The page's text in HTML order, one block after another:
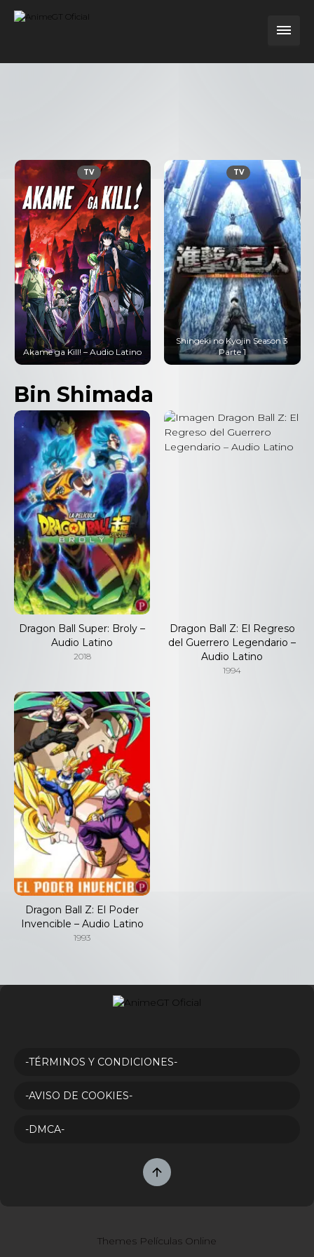
TV
Akame ga Kill! – Audio Latino
TV
Shingeki no Kyojin Season 3
Parte 1
Bin Shimada
Dragon Ball Super: Broly –
Audio Latino
2018
Dragon Ball Z: El Regreso
del Guerrero Legendario –
Audio Latino
1994
Dragon Ball Z: El Poder
Invencible – Audio Latino
1993
-TÉRMINOS Y CONDICIONES-
-AVISO DE COOKIES-
-DMCA-
Themes Películas Online